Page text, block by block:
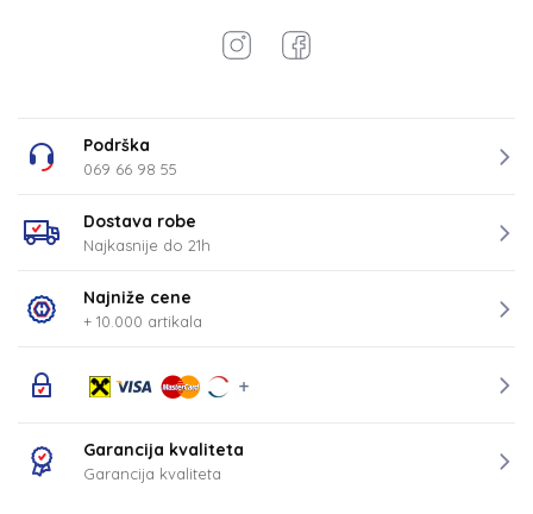
Podrška
069 66 98 55
Dostava robe
Najkasnije do 21h
Najniže cene
+ 10.000 artikala
Garancija kvaliteta
Garancija kvaliteta